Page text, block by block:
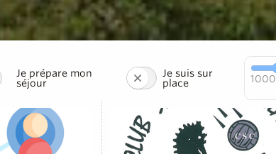
Je prépare mon
séjour
Je suis sur
place
1000